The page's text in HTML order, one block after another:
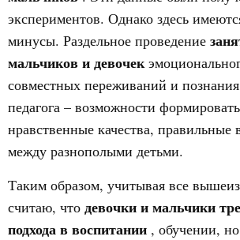
экспериментов. Однако здесь
минусы. Раздельное проведение
мальчиков и девочек
совместных переживаний и
педагога – возможности
нравственные качества,
между разнополыми детьми.
Таким образом, учитывая все
считаю, что девочки и мальчики
подхода в воспитании , обучении,